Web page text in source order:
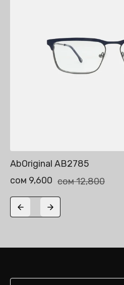
AbOriginal AB2785
сом 9,600 сом 12,800
Previous slide
Next slide